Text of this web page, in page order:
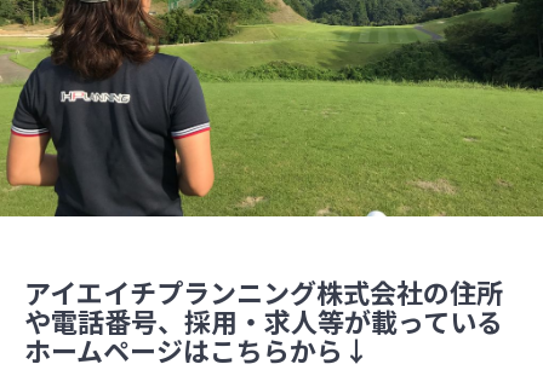
アイエイチプランニング株式会社の住所
や電話番号、採用・求人等が載っている
ホームページはこちらから↓